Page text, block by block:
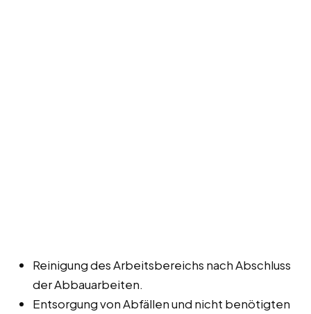
Reinigung des Arbeitsbereichs nach Abschluss
der Abbauarbeiten.
Entsorgung von Abfällen und nicht benötigten